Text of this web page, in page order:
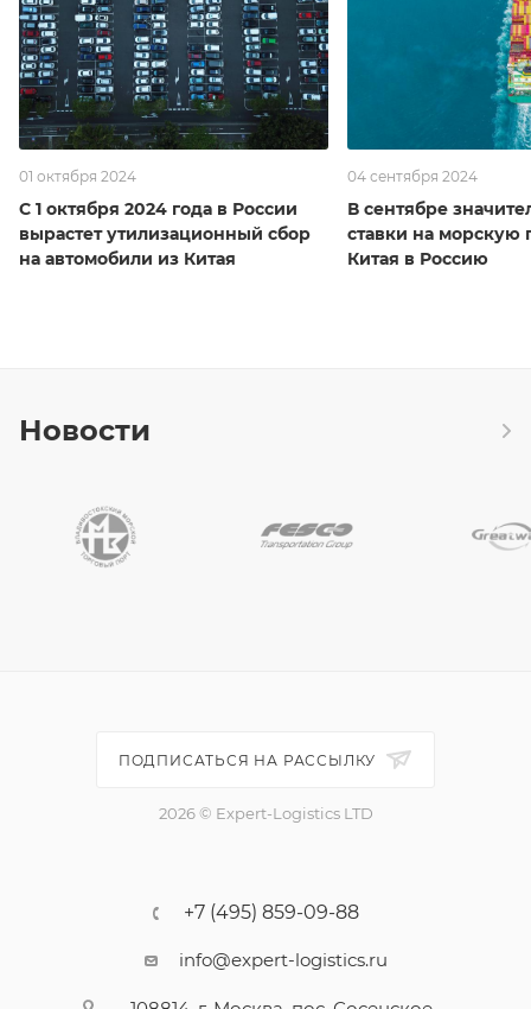
01 октября 2024
С 1 октября 2024 года в России
вырастет утилизационный сбор
на автомобили из Китая
04 сентября 2024
В сентябре
ставки на морскую
Китая в Россию
Новости
ПОДПИСАТЬСЯ НА РАССЫЛКУ
2026 © Expert-Logistics LTD
+7 (495) 859-09-88
info@expert-logistics.ru